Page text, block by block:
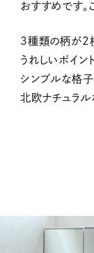
おすすめです。
3種類の柄が2
うれしいポイント
シンプルな格子
北欧ナチュラル